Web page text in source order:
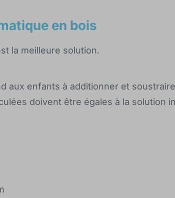
en bois
la meilleure solution.
aux enfants à additionner et soustraire
doivent être égales à la solution